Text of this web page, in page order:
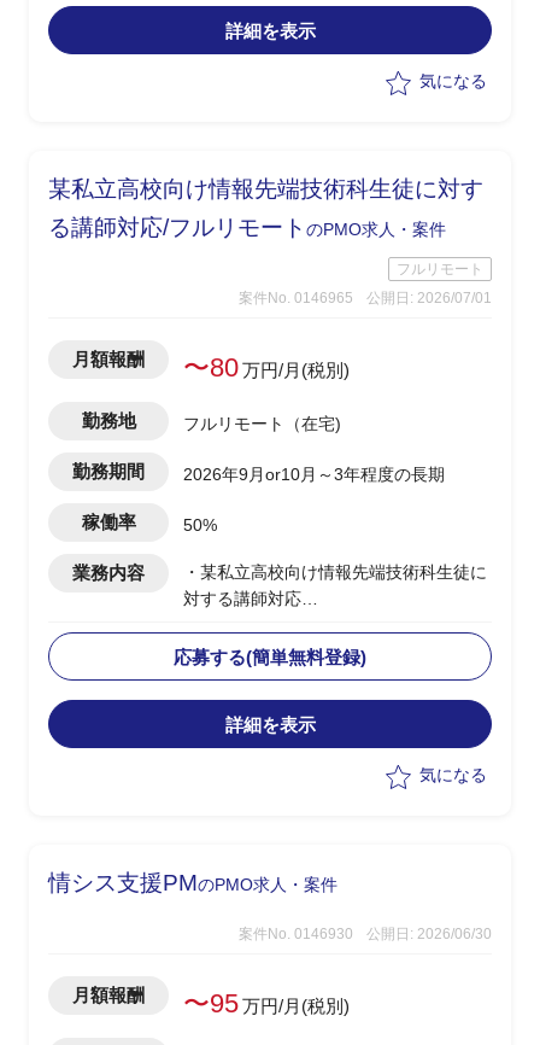
中参画)
-Power Apps(キャンバスアプリ、
Automate/PowerShell/Microsoft Graph
としたワークフロー管理業務の統括
-前任PMからの引継ぎ対応およびチーム
詳細を表示
気になる
某私立高校向け情報先端技術科生徒に対す
る講師対応/フルリモート のPMO求人・案件
フルリモート
案件No. 0146965
公開日: 2026/07/01
月額報酬 〜80万円/月(税別)
勤務地 フルリモート（在宅)
勤務期間 2026年9月or10月～3年程度の長期
稼働率 50%
業務内容
・某私立高校向け情報先端技術科生徒に
対する講師対応
ィ、AI/金融工学(高校生向けのため企業
におけるお金の話)、情報Ⅰ
・授業日：月曜(9:40～12:40、13:15～
15:30)、水曜(9:40～12:00)
・その他、授業に使うコンテンツの制作
基礎レベルを教え、学生に興味を持たせ
応募する(簡単無料登録)
詳細を表示
気になる
情シス支援PMのPMO求人・案件
案件No. 0146930 公開日: 2026/06/30
月額報酬 〜95万円/月(税別)